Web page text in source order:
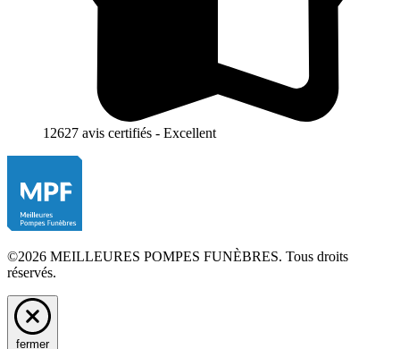
12627 avis certifiés - Excellent
©2026 MEILLEURES POMPES FUNÈBRES. Tous droits
réservés.
fermer